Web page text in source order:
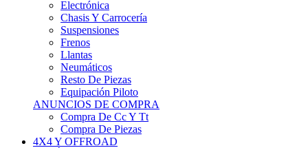
Suspensiones
Frenos
Llantas
Neumáticos
Resto De Piezas
Equipación Piloto
ANUNCIOS DE COMPRA
Compra De Cc Y Tt
Compra De Piezas
4X4 Y OFFROAD
VEHÍCULOS 4X4